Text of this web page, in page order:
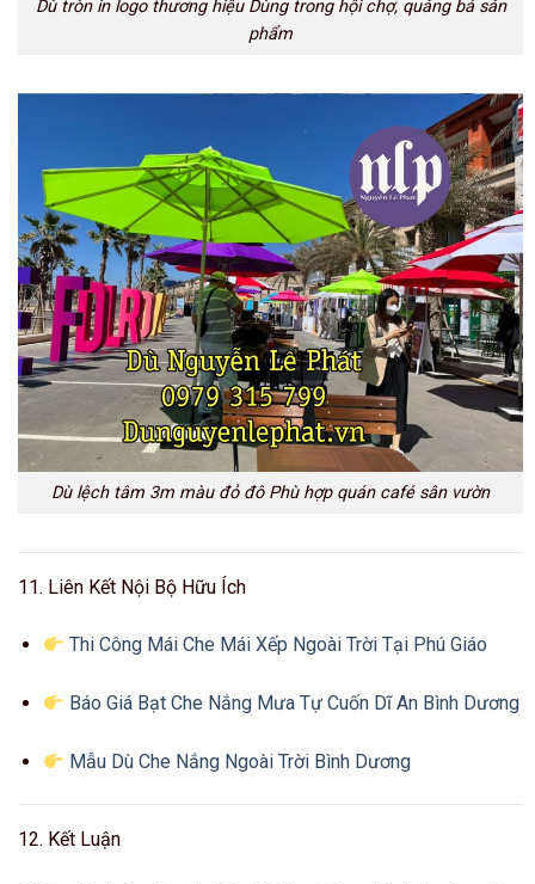
Dù tròn in logo thương hiệu Dùng trong hội chợ, quảng bá sản
phẩm
Dù lệch tâm 3m màu đỏ đô Phù hợp quán café sân vườn
11. Liên Kết Nội Bộ Hữu Ích
Thi Công Mái Che Mái Xếp Ngoài Trời Tại Phú Giáo
Báo Giá Bạt Che Nắng Mưa Tự Cuốn Dĩ An Bình Dương
Mẫu Dù Che Nắng Ngoài Trời Bình Dương
12. Kết Luận